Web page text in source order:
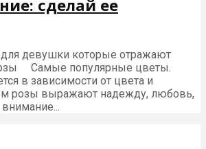
сделай ее
девушки которые отражают
Самые популярные цветы.
в зависимости от цвета и
розы выражают надежду, любовь,
внимание...